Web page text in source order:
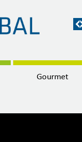
Gourmet